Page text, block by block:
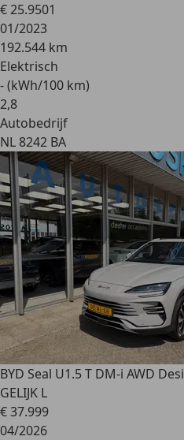
€ 25.9501
01/2023
192.544 km
Elektrisch
- (kWh/100 km)
2,8
Autobedrijf
NL 8242 BA
BYD Seal U1.5 T DM-i AWD
GELIJK L
€ 37.999
04/2026